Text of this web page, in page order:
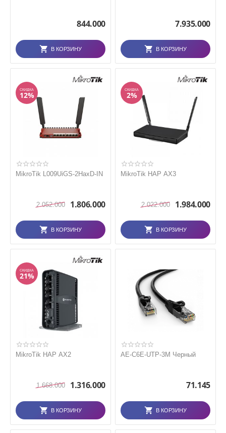
844.000
В КОРЗИНУ
7.935.000
В КОРЗИНУ
СКИДКА
12%
MikroTik L009UiGS-2HaxD-IN
2.052.000 1.806.000
В КОРЗИНУ
СКИДКА
2%
MikroTik HAP AX3
2.022.000 1.984.000
В КОРЗИНУ
СКИДКА
21%
MikroTik HAP AX2
1.668.000 1.316.000
В КОРЗИНУ
AE-C6E-UTP-3M Черный
71.145
В КОРЗИНУ